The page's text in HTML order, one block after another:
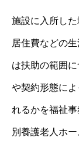
施設に入所し
居住費などの
は扶助の範囲
や契約形態に
れるかを福祉
別養護老人ホ